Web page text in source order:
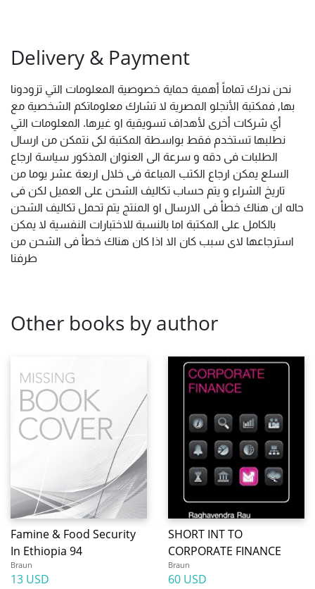
Delivery & Payment
نحن ندرك تماماً أهمية حماية خصوصية المعلومات التي تزودونا
بها, فمكتبة الأنجلو المصرية لا تشارك معلوماتكم الشخصية مع
أي شركات أخرى لأهداف تسويقية او غيرها. المعلومات التي
نطلبها تستخدم فقط بواسطة المكتبة لكى نتمكن من ارسال
الطلبات فى دقه و سرعة الى العنوان المذكور سياسة ارجاع
السلع يمكن ارجاع الكتب المباعة فى خلال اربعة عشر يوما من
تاريخ الشراء و يتم حساب تكاليف الشحن على العميل لكن فى
حاله ان هناك خطأ فى الارسال او المنتج يتم تحمل تكاليف الشحن
بالكامل على المكتبة اما بالنسبة للاختبارات النفسية لا يمكن
استرجاعها لاى سبب كان الا اذا كان هناك خطأ فى الشحن من
طرفنا
Other books by author
Famine & Food Security
In Ethiopia 94
Braun
13 USD
SHORT INT TO
CORPORATE FINANCE
Braun
60 USD